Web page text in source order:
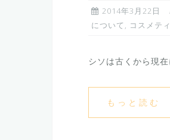
2014年3月22日
について, コスメテ
シソは古くから現
もっと読む